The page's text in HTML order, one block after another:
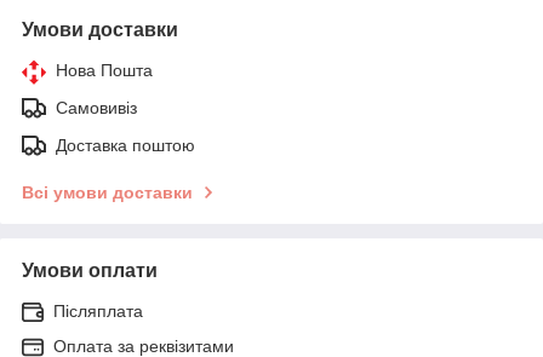
Умови доставки
Нова Пошта
Самовивіз
Доставка поштою
Всі умови доставки
Умови оплати
Післяплата
Оплата за реквізитами